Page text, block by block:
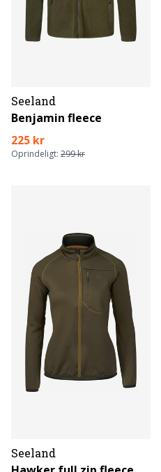
Seeland
Benjamin fleece
225 kr
Oprindeligt: 299 kr
Seeland